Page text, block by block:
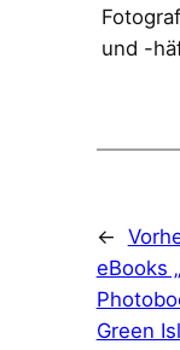
und -
←
eBooks
Green